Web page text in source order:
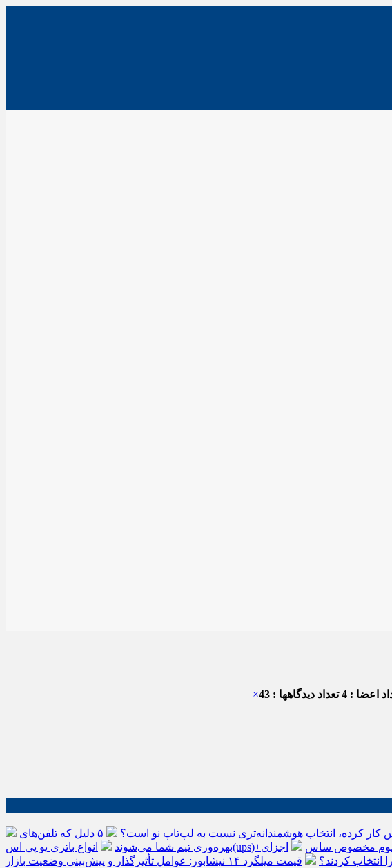
اعضا : 4 تعداد دیدگاهها : 43 ×
کار کرده، انتخاب هوشمندانه‌تری نسبت به لپ‌تاپ نو است؟
۵ دلیل که تلفن‌های IP سیسکو باعث افزایش
بهره‌وری تیم شما می‌شوند
مخصوص ساس
اجزای
قیمت میلگرد ۱۴ نیشابور: عوامل تأثیرگذار و پیش‌بینی وضعیت بازار